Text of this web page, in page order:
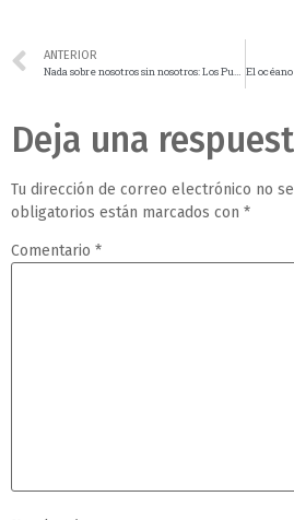
ANTERIOR
Nada sobre nosotros sin nosotros: Los Pueblos Indígenas con Discapacidad deben estar el centro de la constituency emergente sobre la discapacidad (Eco 2, COP26)
Deja una
Tu dirección de correo electrónico no
obligatorios están marcados con *
Comentario *